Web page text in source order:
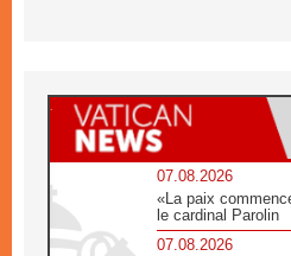
07.08.2026
«La paix
le cardinal Parolin
07.08.2026